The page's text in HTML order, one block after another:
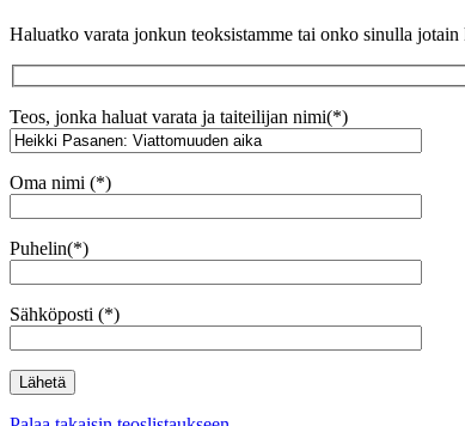
Haluatko varata jonkun teoksistamme tai onko sinulla
Teos, jonka haluat varata ja taiteilijan nimi(*)
Oma nimi (*)
Puhelin(*)
Sähköposti (*)